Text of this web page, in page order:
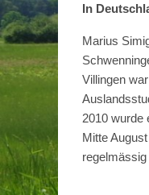
In
Marius
Villingen
2010 wurde
Mitte